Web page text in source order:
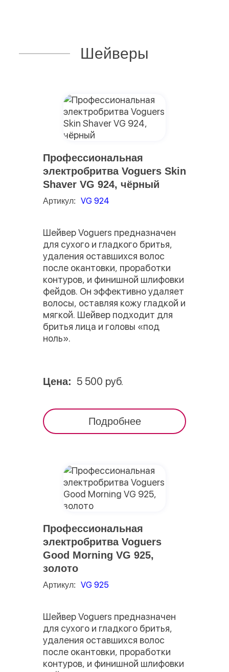
Шейверы
Профессиональная
электробритва Voguers Skin
Shaver VG 924, чёрный
Артикул: VG 924
Шейвер Voguers предназначен
для сухого и гладкого бритья,
удаления оставшихся волос
после окантовки, проработки
контуров, и финишной шлифовки
фейдов. Он эффективно удаляет
волосы, оставляя кожу гладкой и
мягкой. Шейвер подходит для
бритья лица и головы «под
ноль».
Цена: 5 500 руб.
Подробнее
Профессиональная
электробритва Voguers
Good Morning VG 925,
золото
Артикул: VG 925
Шейвер Voguers предназначен
для сухого и гладкого бритья,
удаления оставшихся волос
после окантовки, проработки
контуров, и финишной шлифовки